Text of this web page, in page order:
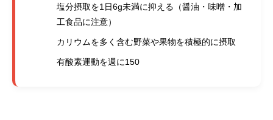
塩分摂取を1日6g未満に抑える（醤油・味噌・加
工食品に注意）
カリウムを多く含む野菜や果物を積極的に摂取
有酸素運動を週に150